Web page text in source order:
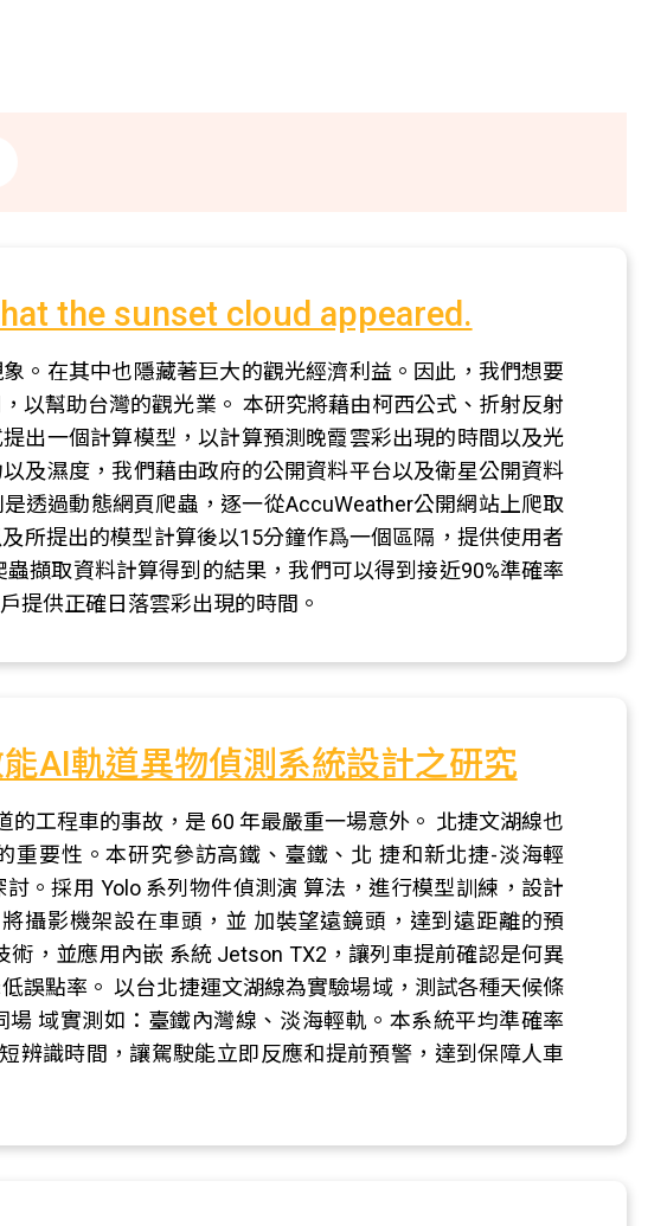
the sunset cloud appeared.
。在其中也隱藏著巨大的觀光經濟利益。因此，我們想要
以幫助台灣的觀光業。 本研究將藉由柯西公式、折射反射
出一個計算模型，以計算預測晚霞雲彩出現的時間以及光
及濕度，我們藉由政府的公開資料平台以及衛星公開資料
透過動態網頁爬蟲，逐一從AccuWeather公開網站上爬取
所提出的模型計算後以15分鐘作爲一個區隔，提供使用者
擷取資料計算得到的結果，我們可以得到接近90%準確率
提供正確日落雲彩出現的時間。
AI軌道異物偵測系統設計之研究
的工程車的事故，是 60 年最嚴重一場意外。 北捷文湖線也
重要性。本研究參訪高鐵、臺鐵、北 捷和新北捷-淡海輕
。採用 Yolo 系列物件偵測演 算法，進行模型訓練，設計
攝影機架設在車頭，並 加裝望遠鏡頭，達到遠距離的預
，並應用內嵌 系統 Jetson TX2，讓列車提前確認是何異
誤點率。 以台北捷運文湖線為實驗場域，測試各種天候條
域實測如：臺鐵內灣線、淡海輕軌。本系統平均準確率
辨識時間，讓駕駛能立即反應和提前預警，達到保障人車